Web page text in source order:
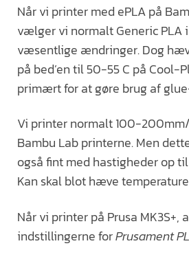
Når vi printer med ePLA på
vælger vi normalt Generic PLA
væsentlige ændringer. Dog
på bed’en til 50-55 C på Cool-
primært for at gøre brug af
Vi printer normalt 100-
Bambu Lab printerne. Men
også fint med hastigheder op
Kan skal blot hæve
Når vi printer på Prusa MK3S+,
indstillingerne forPrusament